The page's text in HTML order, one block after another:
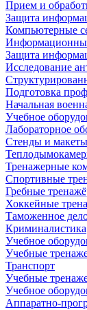
Прием и
Защита
Компьютерные
Защита
Исследование
Подготовка
Начальная
Учебное
Лабораторное
Стенды и
Тренажерные
Спортивные
Гребные
Хоккейные
Таможенное
Криминалистика
Учебное
Учебные
Транспорт
Учебные
Учебное
Аппаратно-